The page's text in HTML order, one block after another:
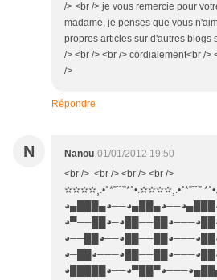
/> <br /> je vous remercie pour
madame, je penses que vous
propres articles sur d'autres blogs
/> <br /> <br /> cordialement<br />
/>
Répondre
N Nanou 01/01/2012 19:50
<br /> <br /> <br /> <br />
✫✫✫✫¸.•°*”˜˜”*°•.✫✫✫✫¸.•°*”˜˜”